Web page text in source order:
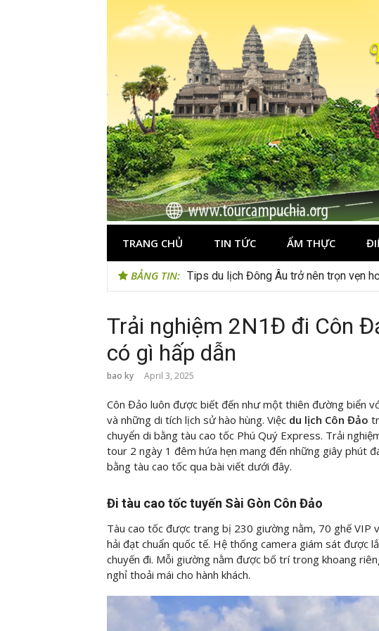
TRANG CHỦ TIN TỨC ẨM THỰC
BẢNG TIN: 24h ở Thụy Sĩ nên đi đâu, chơi gì?
Tips du lịch Đông Âu trở nên trọn vẹn
Trải nghiệm 2N1Đ đi Côn
có gì hấp dẫn
bao ky April 3, 2025
Côn Đảo luôn được biết đến như một thiên đường biển
và những di tích lịch sử hào hùng. Việc du lịch Côn Đảo
chuyển di bằng tàu cao tốc Phú Quý Express. Trải
tour 2 ngày 1 đêm hứa hẹn mang đến những giây phút
bằng tàu cao tốc qua bài viết dưới đây.
Đi tàu cao tốc tuyến Sài Gòn Côn Đảo
Tàu cao tốc được trang bị 230 giường nằm, 70 ghế VIP
hải đạt chuẩn quốc tế. Hệ thống camera giám sát được
chuyến đi. Mỗi giường nằm được bố trí trong khoang
nghỉ thoải mái cho hành khách.